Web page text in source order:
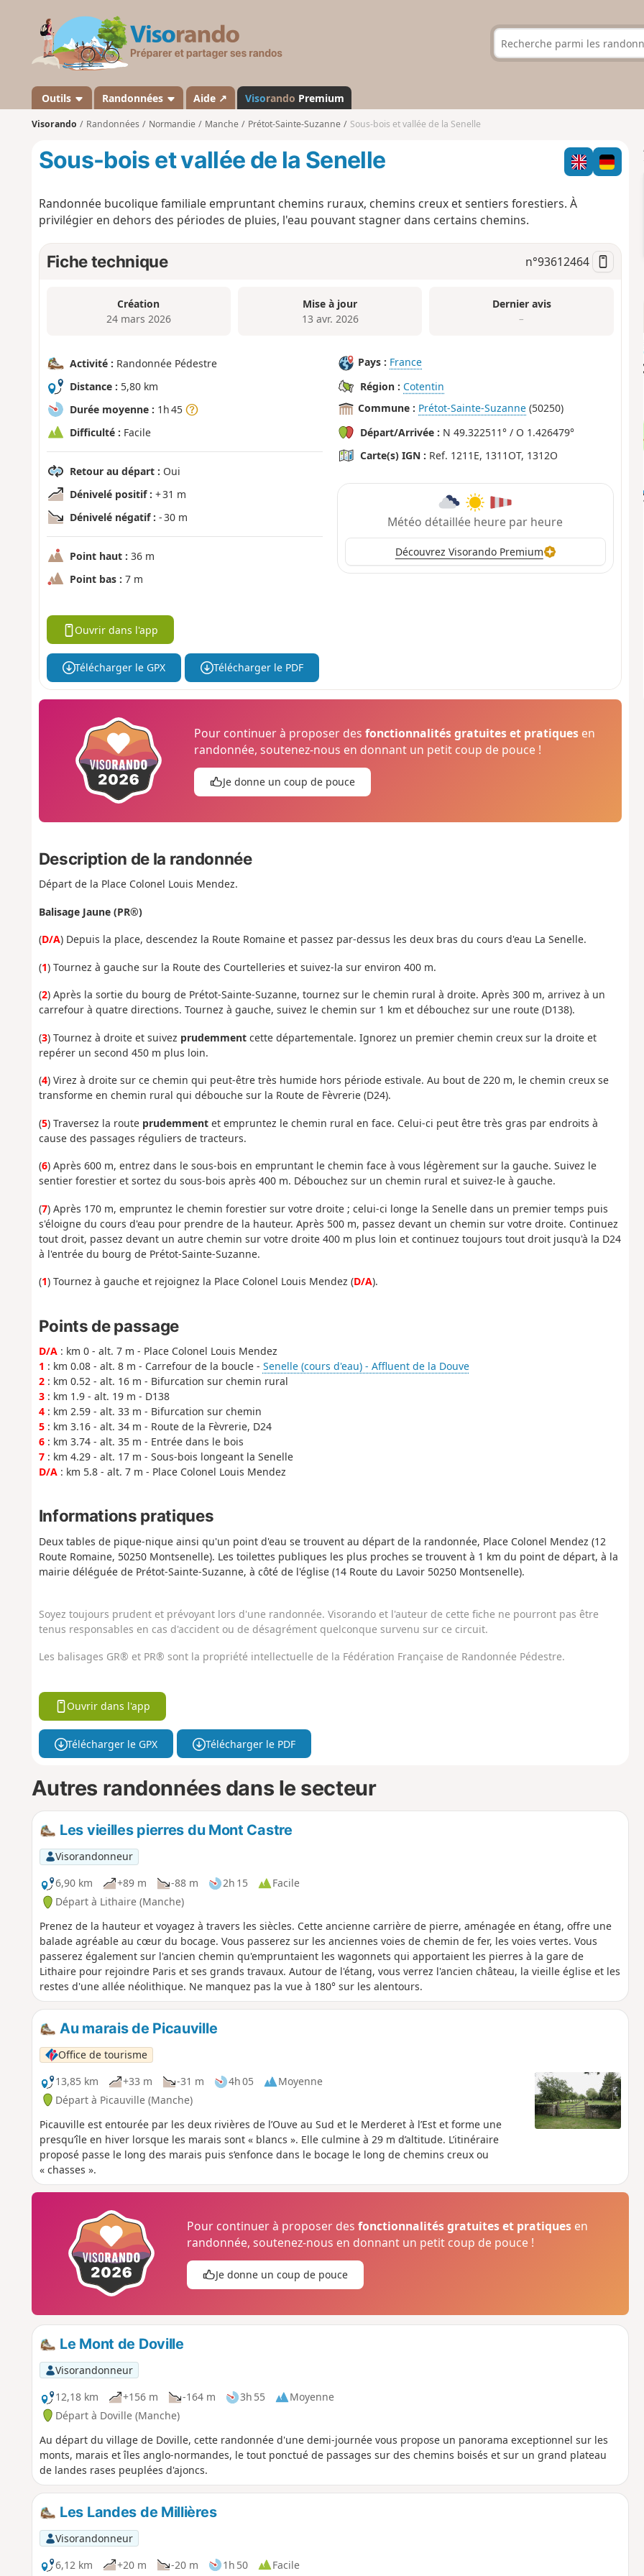
s
a
n
d
Outils Randonnées Aide ↗ Visorando Premium
Visorando Randonnées Normandie Manche Prétot-Sainte-Suzanne Sous-bois et vallée de la Senelle
Sous-bois et vallée de la Senelle
Randonnée bucolique familiale empruntant chemins ruraux, chemins creux et sentiers forestiers. À
privilégier en dehors des périodes de pluies, l'eau pouvant stagner dans certains chemins.
Fiche technique n°93612464
Création
24 mars 2026
Mise à jour
13 avr. 2026
Dernier avis
–
Activité : Randonnée Pédestre
Distance : 5,80 km
Durée moyenne : 1h 45
Difficulté : Facile
Retour au départ : Oui
Dénivelé positif : + 31 m
Dénivelé négatif : - 30 m
Point haut : 36 m
Point bas : 7 m
Pays : France
Région : Cotentin
Commune : Prétot-Sainte-Suzanne (50250)
Départ/Arrivée : N 49.322511° / O 1.426479°
Carte(s) IGN : Ref. 1211E, 1311OT, 1312O
Météo détaillée heure par heure
Découvrez Visorando Premium
Ouvrir dans l'app
Télécharger le GPX Télécharger le PDF
Pour continuer à proposer desfonctionnalités gratuites et pratiques en
randonnée, soutenez-nous en donnant un petit coup de pouce !
Je donne un coup de pouce
Description de la randonnée
Départ de la Place Colonel Louis Mendez.
Balisage Jaune (PR®)
(D/A) Depuis la place, descendez la Route Romaine et passez par-dessus les deux bras du cours d'eau La Senelle.
(1) Tournez à gauche sur la Route des Courtelleries et suivez-la sur environ 400 m.
(2) Après la sortie du bourg de Prétot-Sainte-Suzanne, tournez sur le chemin rural à droite. Après 300 m, arrivez à un
carrefour à quatre directions. Tournez à gauche, suivez le chemin sur 1 km et débouchez sur une route (D138).
(3) Tournez à droite et suivez prudemment cette départementale. Ignorez un premier chemin creux sur la droite et
repérer un second 450 m plus loin.
(4) Virez à droite sur ce chemin qui peut-être très humide hors période estivale. Au bout de 220 m, le chemin creux se
transforme en chemin rural qui débouche sur la Route de Fèvrerie (D24).
(5) Traversez la routeprudemment et empruntez le chemin rural en face. Celui-ci peut être très gras par endroits à
cause des passages réguliers de tracteurs.
(6) Après 600 m, entrez dans le sous-bois en empruntant le chemin face à vous légèrement sur la gauche. Suivez le
sentier forestier et sortez du sous-bois après 400 m. Débouchez sur un chemin rural et suivez-le à gauche.
(7) Après 170 m, empruntez le chemin forestier sur votre droite ; celui-ci longe la Senelle dans un premier temps puis
s'éloigne du cours d'eau pour prendre de la hauteur. Après 500 m, passez devant un chemin sur votre droite. Continuez
tout droit, passez devant un autre chemin sur votre droite 400 m plus loin et continuez toujours tout droit jusqu'à la D24
à l'entrée du bourg de Prétot-Sainte-Suzanne.
(1) Tournez à gauche et rejoignez la Place Colonel Louis Mendez (D/A).
Points de passage
D/A: km 0 - alt. 7 m - Place Colonel Louis Mendez
1 : km 0.08 - alt. 8 m - Carrefour de la boucle - Senelle (cours d'eau) - Affluent de la Douve
2: km 0.52 - alt. 16 m - Bifurcation sur chemin rural
3: km 1.9 - alt. 19 m - D138
4: km 2.59 - alt. 33 m - Bifurcation sur chemin
5: km 3.16 - alt. 34 m - Route de la Fèvrerie, D24
6: km 3.74 - alt. 35 m - Entrée dans le bois
7: km 4.29 - alt. 17 m - Sous-bois longeant la Senelle
D/A: km 5.8 - alt. 7 m - Place Colonel Louis Mendez
Informations pratiques
Deux tables de pique-nique ainsi qu'un point d'eau se trouvent au départ de la randonnée, Place Colonel Mendez (12
Route Romaine, 50250 Montsenelle). Les toilettes publiques les plus proches se trouvent à 1 km du point de départ, à la
mairie déléguée de Prétot-Sainte-Suzanne, à côté de l'église (14 Route du Lavoir 50250 Montsenelle).
Soyez toujours prudent et prévoyant lors d'une randonnée. Visorando et l'auteur de cette fiche ne pourront pas être
tenus responsables en cas d'accident ou de désagrément quelconque survenu sur ce circuit.
Les balisages GR® et PR® sont la propriété intellectuelle de la Fédération Française de Randonnée Pédestre.
Ouvrir dans l'app
Télécharger le GPX Télécharger le PDF
Autres randonnées dans le secteur
Les vieilles pierres du Mont Castre
Visorandonneur
6,90 km
+89 m -88 m 2h 15
Facile
Départ à Lithaire (Manche)
Prenez de la hauteur et voyagez à travers les siècles. Cette ancienne carrière de pierre, aménagée en étang, offre une
balade agréable au cœur du bocage. Vous passerez sur les anciennes voies de chemin de fer, les voies vertes. Vous
passerez également sur l'ancien chemin qu'empruntaient les wagonnets qui apportaient les pierres à la gare de
Lithaire pour rejoindre Paris et ses grands travaux. Autour de l'étang, vous verrez l'ancien château, la vieille église et les
restes d'une allée néolithique. Ne manquez pas la vue à 180° sur les alentours.
Au marais de Picauville
Office de tourisme
13,85 km
+33 m -31 m 4h 05
Moyenne
Départ à Picauville (Manche)
Picauville est entourée par les deux rivières de l’Ouve au Sud et le Merderet à l’Est et forme une
presqu’île en hiver lorsque les marais sont « blancs ». Elle culmine à 29 m d’altitude. L’itinéraire
proposé passe le long des marais puis s‘enfonce dans le bocage le long de chemins creux ou
« chasses ».
Pour continuer à proposer desfonctionnalités gratuites et pratiques en
randonnée, soutenez-nous en donnant un petit coup de pouce !
Je donne un coup de pouce
Le Mont de Doville
Visorandonneur
12,18 km
+156 m -164 m 3h 55
Moyenne
Départ à Doville (Manche)
Au départ du village de Doville, cette randonnée d'une demi-journée vous propose un panorama exceptionnel sur les
monts, marais et îles anglo-normandes, le tout ponctué de passages sur des chemins boisés et sur un grand plateau
de landes rases peuplées d'ajoncs.
Les Landes de Millières
Visorandonneur
6,12 km
+20 m -20 m 1h 50 Facile